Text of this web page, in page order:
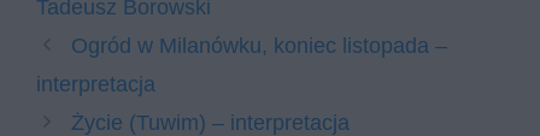
Tadeusz Borowski
Ogród w Milanówku, koniec listopada –
interpretacja
Życie (Tuwim) – interpretacja